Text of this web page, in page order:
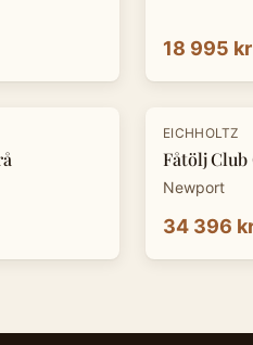
18 995 kr
-20%
EICHHOLTZ
Fåtölj Club
Newport
34 396